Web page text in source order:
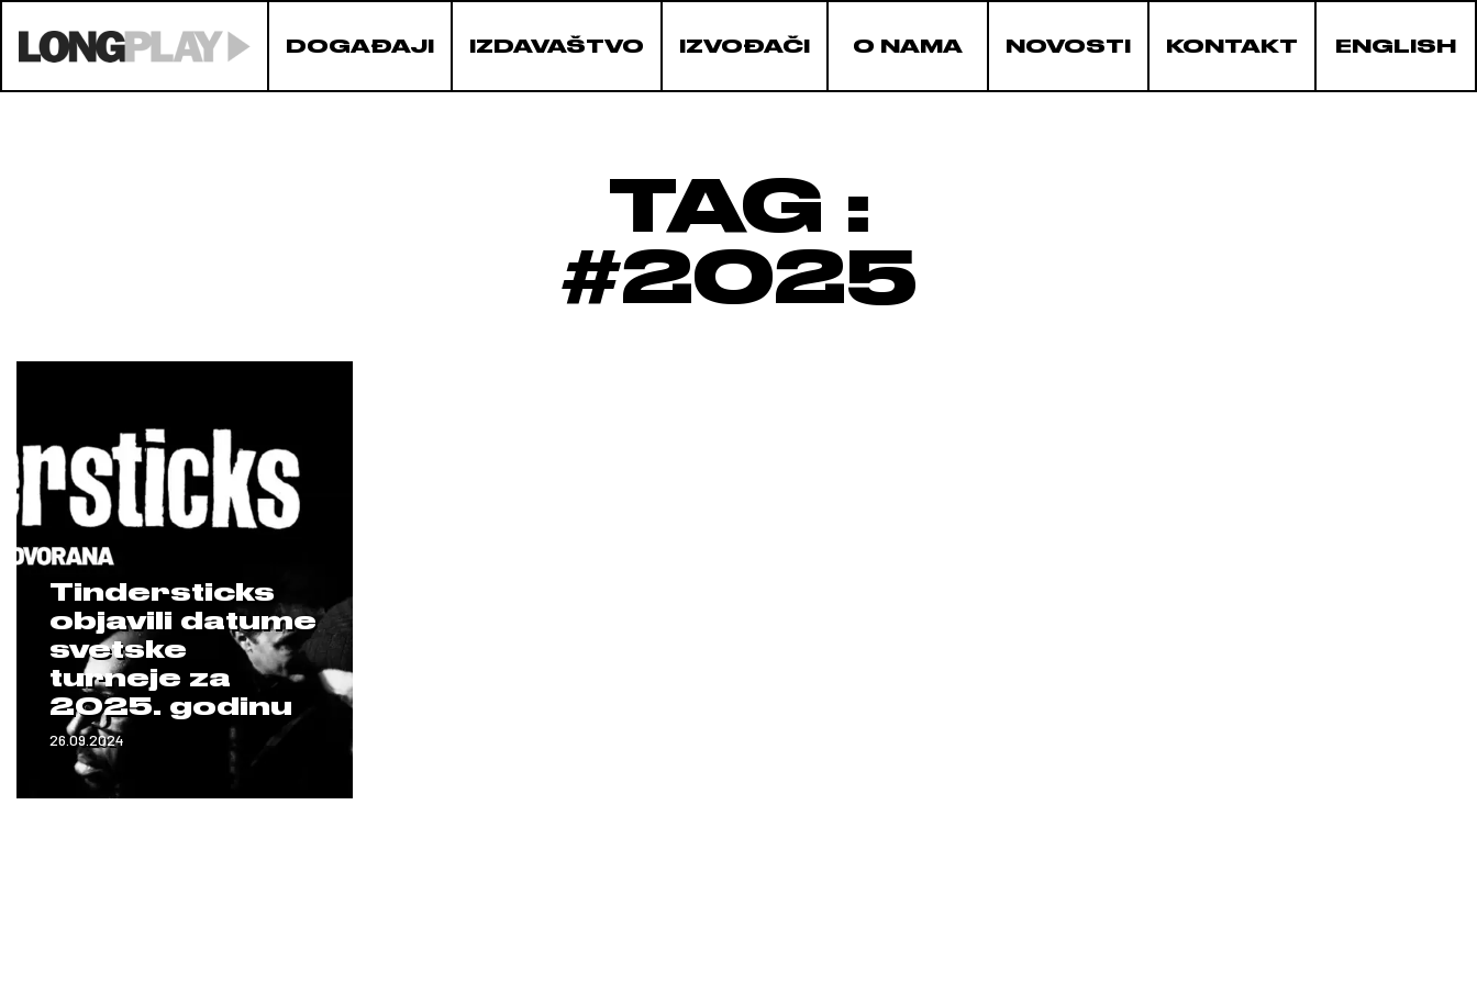
DOGAĐAJI IZDAVAŠTVO IZVOĐAČI O NAMA NOVOSTI KONTAKT ENGLISH
TAG :
#2025
Tindersticks
objavili datume
svetske
turneje za
2025. godinu
26.09.2024